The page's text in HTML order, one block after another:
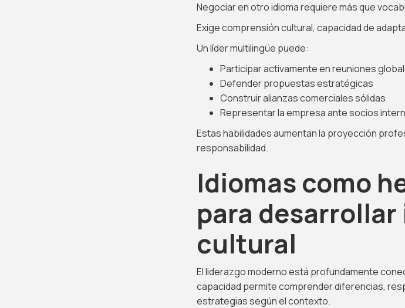
Negociar en otro idioma requiere más que
Exige comprensión cultural, capacidad de
Un líder multilingüe puede:
Participar activamente en reuniones
Defender propuestas estratégicas
Construir alianzas comerciales sólidas
Representar la empresa ante socios
Estas habilidades aumentan la proyección
responsabilidad.
Idiomas como
para
cultural
El liderazgo moderno está profundamente
capacidad permite comprender diferencias,
estrategias según el contexto.